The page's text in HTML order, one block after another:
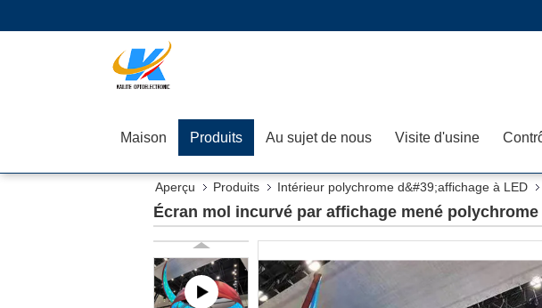
Maison Produits Au sujet de nous Visite d'usine
Aperçu Produits Intérieur polychrome d&#39;affichage à LED
Écran mol incurvé par affichage mené polychrome